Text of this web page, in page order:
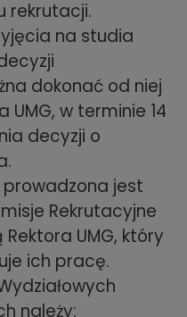
rekrutacji.
na studia
dokonać od niej
UMG, w terminie 14
decyzji o
jest
Rekrutacyjne
UMG, który
ich pracę.
należy: